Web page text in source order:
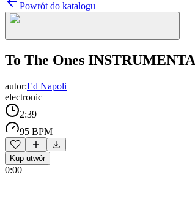
Powrót do katalogu
To The Ones
autor:Ed Napoli
electronic
2:39
95 BPM
Kup utwór
0:00